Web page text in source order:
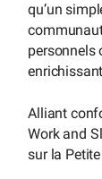
qu’un
personnels
Alliant
Work and
sur la